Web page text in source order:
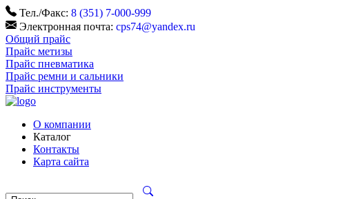
Тел./Факс: 8 (351) 7-000-999
Электронная почта: cps74@yandex.ru
Общий прайс
Прайс метизы
Прайс пневматика
Прайс ремни и сальники
Прайс инструменты
О компании
Каталог
Контакты
Карта сайта